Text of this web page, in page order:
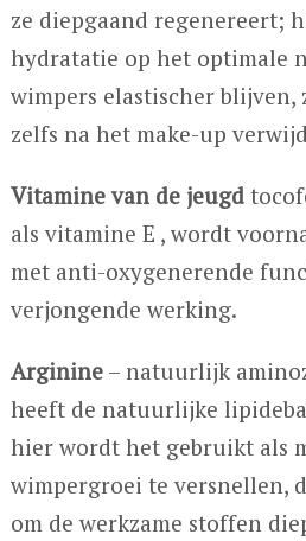
ze diepgaand regenereert;
hydratatie op het optimale
wimpers elastischer blijven,
zelfs na het make-up
Vitamine van de jeugd
als vitamine E , wordt
met anti-oxygenerende
verjongende werking.
Arginine– natuurlijk
heeft de natuurlijke
hier wordt het gebruikt als
wimpergroei te versnellen,
om de werkzame stoffen